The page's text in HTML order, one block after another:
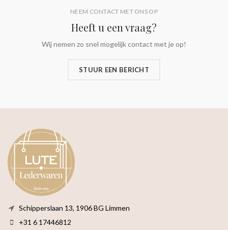
NEEM CONTACT MET ONS OP
Heeft u een vraag?
Wij nemen zo snel mogelijk contact met je op!
STUUR EEN BERICHT
Schipperslaan 13, 1906 BG Limmen
+31 6 17446812